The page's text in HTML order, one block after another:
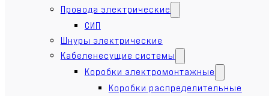
Провода электрические
СИП
Шнуры электрические
Кабеленесущие системы
Коробки электромонтажные
Коробки распределительные